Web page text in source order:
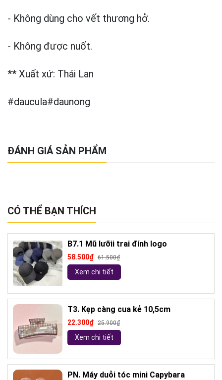
- Không dùng cho vết thương hở.
- Không được nuốt.
** Xuất xứ: Thái Lan
#daucula#daunong
ĐÁNH GIÁ SẢN PHẨM
CÓ THỂ BẠN THÍCH
B7.1 Mũ lưỡii trai đính logo
58.500₫ 61.500₫
Xem chi tiết
T3. Kẹp càng cua kẻ 10,5cm
22.300₫ 25.900₫
Xem chi tiết
PN. Máy duỗi tóc mini Capybara